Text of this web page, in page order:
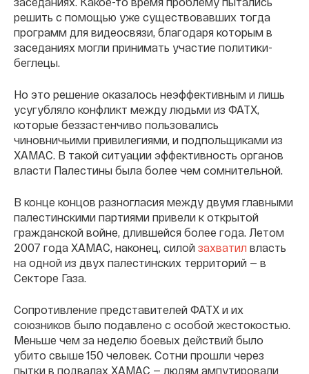
решить с помощью уже существовавших тогда
программ для видеосвязи, благодаря которым в
заседаниях могли принимать участие политики-
беглецы.
Но это решение оказалось неэффективным и лишь
усугубляло конфликт между людьми из ФАТХ,
которые беззастенчиво пользовались
чиновничьими привилегиями, и подпольщиками из
ХАМАС. В такой ситуации эффективность органов
власти Палестины была более чем сомнительной.
В конце концов разногласия между двумя главными
палестинскими партиями привели к открытой
гражданской войне, длившейся более года. Летом
2007 года ХАМАС, наконец, силой захватил власть
на одной из двух палестинских территорий — в
Секторе Газа.
Сопротивление представителей ФАТХ и их
союзников было подавлено с особой жестокостью.
Меньше чем за неделю боевых действий было
убито свыше 150 человек. Сотни прошли через
пытки в подвалах ХАМАС — людям ампутировали